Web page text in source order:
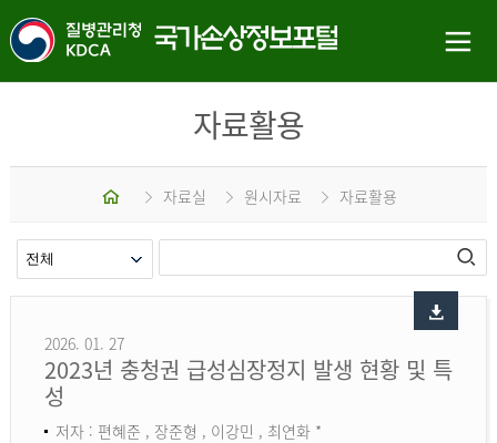
자료활용
홈 자료실 원시자료 자료활용
2026. 01. 27
2023년 충청권 급성심장정지 발생 현황 및 특
성
저자 : 편혜준 , 장준형 , 이강민 , 최연화 *